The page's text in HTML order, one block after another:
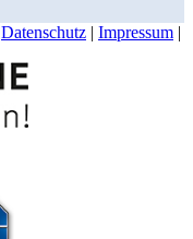
Datenschutz | Impressum |